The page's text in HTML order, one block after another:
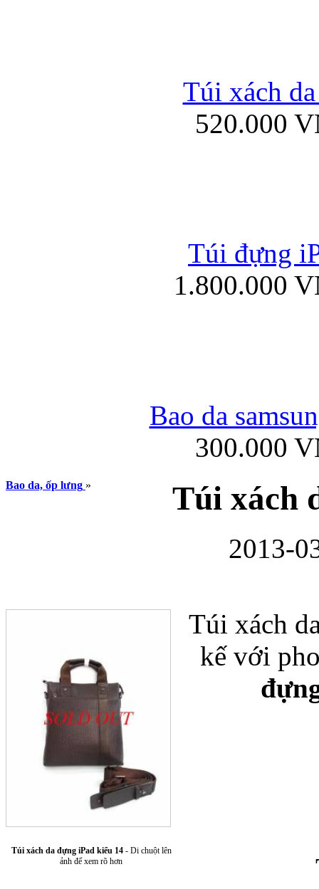
Bao da iPad
Túi xách da
Ốp lưng Samsung
Túi xách
520.000
Túi đựng
1.800.000
Bao da
300.000
Bao da, ốp lưng » Túi xách
2013-
Túi xách da đựng iPad kiểu 14- Di chuột lên
ảnh để xem rõ hơn
Túi xách
kế với